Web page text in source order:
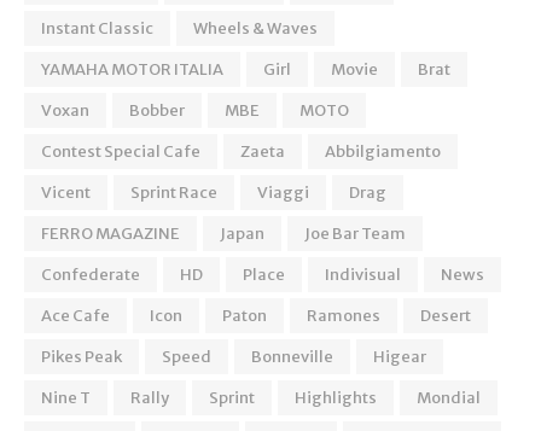
Instant Classic
Wheels & Waves
YAMAHA MOTOR ITALIA
Girl Movie
Brat
Voxan
Bobber MBE
MOTO
Contest Special Cafe
Zaeta
Abbilgiamento
Vicent
Sprint Race Viaggi
Drag
FERRO MAGAZINE
Japan
Joe Bar Team
Confederate
HD Place Indivisual
News
Ace Cafe
Icon Paton Ramones
Desert
Pikes Peak
Speed Bonneville
Higear
Nine T
Rally Sprint Highlights
Mondial